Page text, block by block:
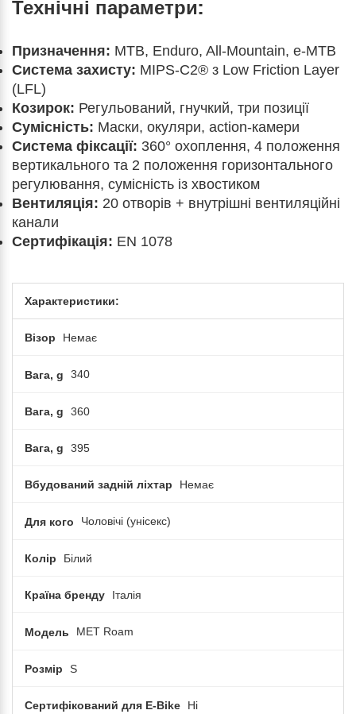
Технічні параметри:
Призначення: MTB, Enduro, All-Mountain, e-MTB
Система захисту: MIPS-C2® з Low Friction Layer
(LFL)
Козирок: Регульований, гнучкий, три позиції
Сумісність: Маски, окуляри, action-камери
Система фіксації: 360° охоплення, 4 положення
вертикального та 2 положення горизонтального
регулювання, сумісність із хвостиком
Вентиляція: 20 отворів + внутрішні вентиляційні
канали
Сертифікація: EN 1078
Характеристики:
Візор Немає
Вага, g 340
Вага, g 360
Вага, g 395
Вбудований задній ліхтар Немає
Для кого Чоловічі (унісекс)
Колір Білий
Країна бренду Італія
Модель MET Roam
Розмір S
Сертифікований для E-Bike Ні